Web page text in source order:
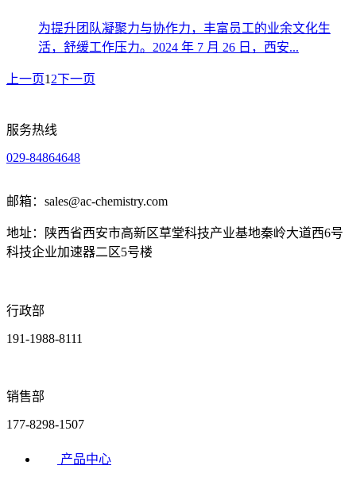
为提升团队凝聚力与协作力，丰富员工的业余文化生
活，舒缓工作压力。2024 年 7 月 26 日，西安...
上一页1 2下一页
服务热线
029-84864648
邮箱：sales@ac-chemistry.com
地址：陕西省西安市高新区草堂科技产业基地秦岭大道西6号
科技企业加速器二区5号楼
行政部
191-1988-8111
销售部
177-8298-1507
产品中心